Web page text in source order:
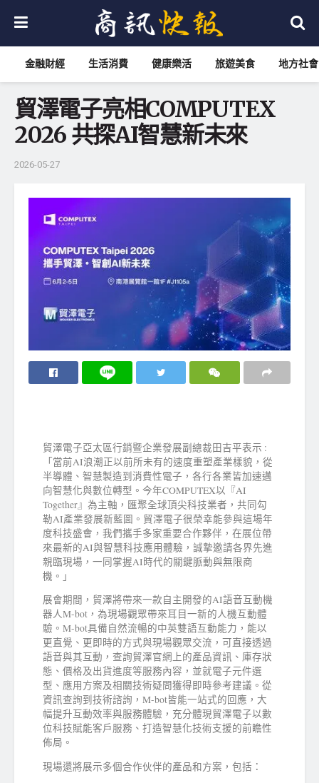
金融財經 生活消費 健康樂活 旅遊美食 地方社會
貿澤電子亮相COMPUTEX
2026 共探AI智慧新未來
2026-05-27
貿澤電子亞太區行銷暨企業發展副總裁田吉平表示 :
「當前AI浪潮正以前所未有的速度重塑產業樣貌，從
半導體、智慧製造到消費性電子，各行各業皆加速邁
向智慧化與數位轉型。今年COMPUTEX以『AI
Together』為主軸，匯聚全球頂尖科技業者，共同勾
勒AI產業發展新藍圖。貿澤電子很榮幸能參與這場年
度科技盛會，我們攜手多家重要合作夥伴，在展位帶
來最新的AI與智慧科技應用體驗，誠摯邀請各界先進
親臨現場，一同掌握AI時代的關鍵脈動與無限商
機。」
展會期間，貿澤將帶來一款自主開發的AI語音互動機
器人M-bot，為現場觀眾帶來耳目一新的人機互動體
驗。M-bot具備自然流暢的中英雙語互動能力，能以
更直覺、更即時的方式與現場觀眾交流，可直接透過
語音與其互動，查詢貿澤官網上的產品資訊、庫存狀
態、價格及出貨進度等服務內容，並就電子元件選
型、應用方案及相關技術疑問獲得即時參考建議。從
資訊查詢到技術諮詢，M-bot皆能一站式的回應，大
幅提升互動效率與服務體驗，充分體現貿澤電子以數
位科技賦能客戶服務、打造智慧化技術支援的前瞻性
佈局。
現場還將展示多個合作伙伴的產品和方案，包括：